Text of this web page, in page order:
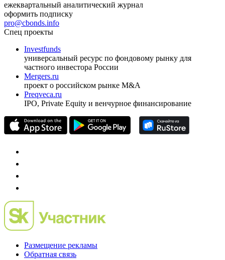
ежеквартальный аналитический журнал
оформить подписку
pro@cbonds.info
Спец проекты
Investfunds
универсальный ресурс по фондовому рынку для
частного инвестора России
Mergers.ru
проект о российском рынке M&A
Preqveca.ru
IPO, Private Equity и венчурное финансирование
Размещение рекламы
Обратная связь